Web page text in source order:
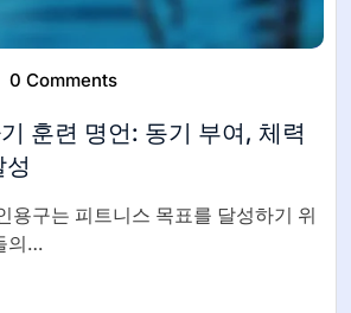
0 Comments
훈련 명언: 동기 부여, 체력
용구는 피트니스 목표를 달성하기 위
의…